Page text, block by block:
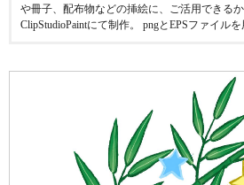
や冊子、配布物などの挿絵に、ご活用できる
ClipStudioPaintにて制作。 pngとEPSファイルを